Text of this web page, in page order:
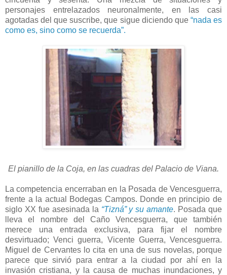
personajes entrelazados neuronalmente, en las casi
agotadas del que suscribe, que sigue diciendo que “nada es
como es, sino como se recuerda”.
El pianillo de la Coja, en las cuadras del Palacio de Viana.
La competencia encerraban en la Posada de Vencesguerra,
frente a la actual Bodegas Campos. Donde en principio de
siglo XX fue asesinada la “Tizná” y su amante. Posada que
lleva el nombre del Caño Vencesguerra, que también
merece una entrada exclusiva, para fijar el nombre
desvirtuado; Venci guerra, Vicente Guerra, Vencesguerra.
Miguel de Cervantes lo cita en una de sus novelas, porque
parece que sirvió para entrar a la ciudad por ahí en la
invasión cristiana, y la causa de muchas inundaciones, y